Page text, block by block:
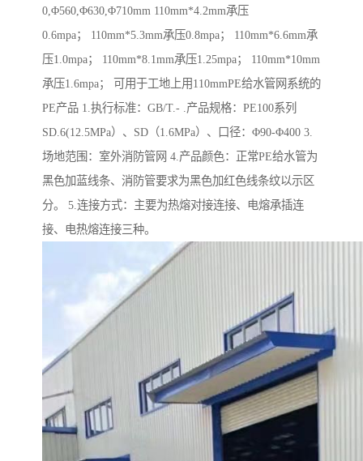
0,Φ560,Φ630,Φ710mm 110mm*4.2mm承压
0.6mpa； 110mm*5.3mm承压0.8mpa； 110mm*6.6mm承
压1.0mpa； 110mm*8.1mm承压1.25mpa； 110mm*10mm
承压1.6mpa； 可用于工地上用110mmPE给水管网系统的
PE产品 1.执行标准：GB/T.- .产品规格：PE100系列
SD.6(12.5MPa）、SD（1.6MPa）、口径：Φ90-Φ400 3.
场地范围：室外消防管网 4.产品颜色：正常PE给水管为
黑色加蓝线条、消防管要求为黑色加红色线条纹以示区
分。 5.连接方式：主要为热熔对接连接、电熔承插连
接、电热熔连接三种。